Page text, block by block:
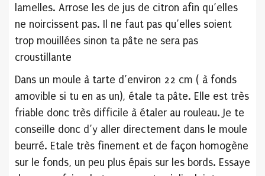
lamelles. Arrose les de jus de citron afin qu’elles
ne noircissent pas. Il ne faut pas qu’elles soient
trop mouillées sinon ta pâte ne sera pas
croustillante
Dans un moule à tarte d’environ 22 cm ( à fonds
amovible si tu en as un), étale ta pâte. Elle est très
friable donc très difficile à étaler au rouleau. Je te
conseille donc d’y aller directement dans le moule
beurré. Etale très finement et de façon homogène
sur le fonds, un peu plus épais sur les bords. Essaye